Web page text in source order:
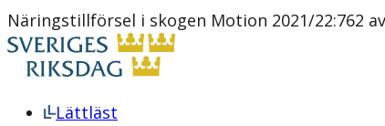
Näringstillförsel i skogen Motion 2021/22:762
Lättläst